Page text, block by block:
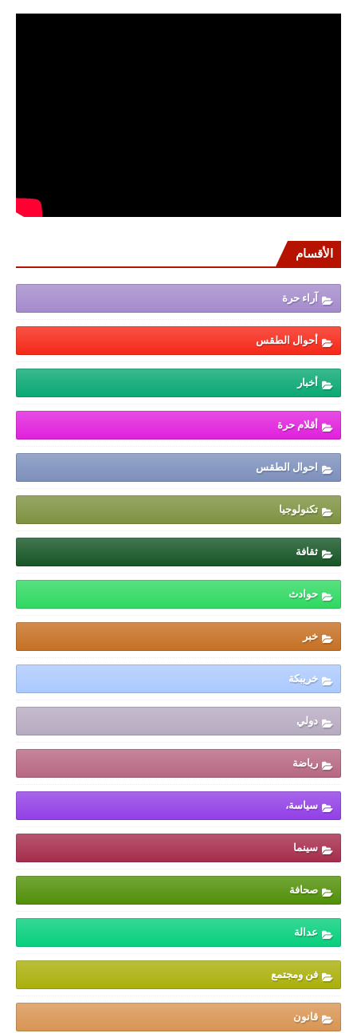
الأقسام
آراء حرة
أحوال الطقس
أخبار
أقلام حرة
احوال الطقس
تكنولوجيا
ثقافة
حوادث
خبر
خريبكة
دولي
رياضة
سياسة،
سينما
صحافة
عدالة
فن ومجتمع
قانون